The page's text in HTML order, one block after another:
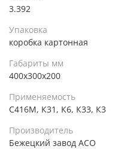
3.392
Упаковка
коробка картонная
Габариты мм
400х300х200
Применяемость
С416М, К31, К6, К33, К3
Производитель
Бежецкий завод АСО